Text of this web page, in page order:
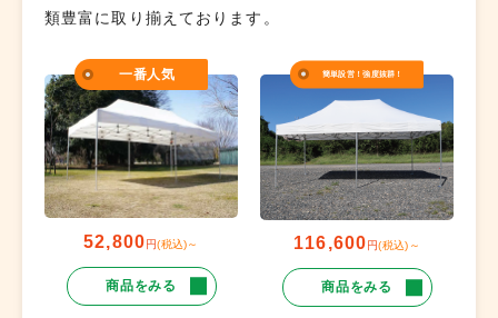
類豊富に取り揃えております。
一番人気
52,800円(税込)～
商品をみる
簡単設営！強度抜群！
116,600円(税込)～
商品をみる